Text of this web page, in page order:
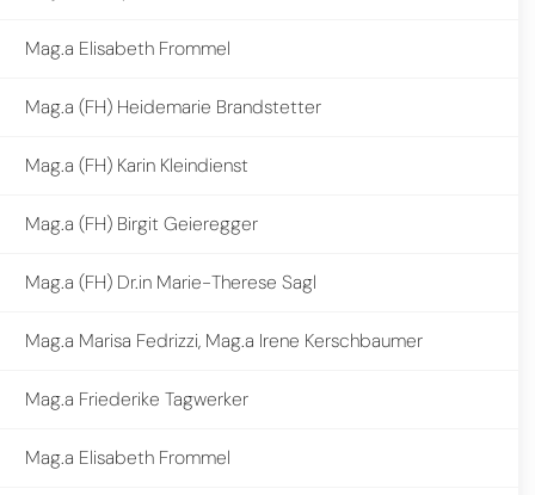
Mag.a Elisabeth Frommel
Mag.a (FH) Heidemarie Brandstetter
Mag.a (FH) Karin Kleindienst
Mag.a (FH) Birgit Geieregger
Mag.a (FH) Dr.in Marie-Therese Sagl
Mag.a Marisa Fedrizzi, Mag.a Irene Kerschbaumer
Mag.a Friederike Tagwerker
Mag.a Elisabeth Frommel